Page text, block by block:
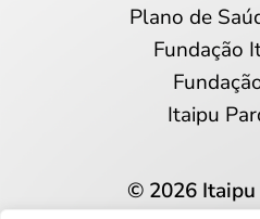
Plano de
Fundação
Itaipu
© 2026